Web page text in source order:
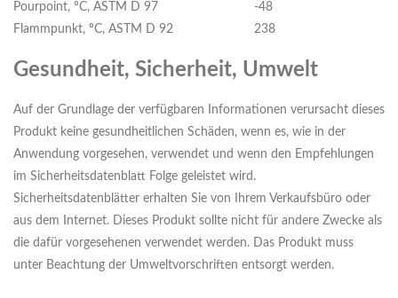
Pourpoint, ºC, ASTM D 97
-48
Flammpunkt, ºC, ASTM D 92
238
Gesundheit, Sicherheit, Umwelt
Auf der Grundlage der verfügbaren Informationen verursacht dieses
Produkt keine gesundheitlichen Schäden, wenn es, wie in der
Anwendung vorgesehen, verwendet und wenn den Empfehlungen
im Sicherheitsdatenblatt Folge geleistet wird.
Sicherheitsdatenblätter erhalten Sie von Ihrem Verkaufsbüro oder
aus dem Internet. Dieses Produkt sollte nicht für andere Zwecke als
die dafür vorgesehenen verwendet werden. Das Produkt muss
unter Beachtung der Umweltvorschriften entsorgt werden.